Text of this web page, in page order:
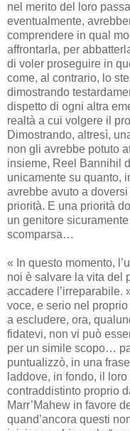
nel merito del loro
eventualmente,
comprendere in qual
affrontarla, per
di voler proseguire in
come, al contrario, lo
dimostrando
dispetto di ogni altra
realtà a cui volgere il
Dimostrando, altresì,
non gli avrebbe potuto
insieme, Reel Bannihil
unicamente su quanto,
avrebbe avuto a
priorità. E una priorità
un genitore
scomparsa…
« In questo momento,
noi è salvare la vita del
accadere l’irreparabile.
voce, e serio nel
a escludere, ora,
fidatevi, non vi può
per un simile scopo…
puntualizzò, in una
laddove, in fondo, il
contraddistinto proprio
Marr’Mahew in favore
quand’ancora questi